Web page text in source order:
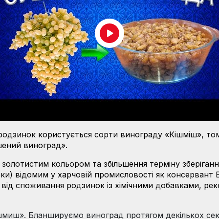
користується сорти винограду «Кішміш»,
виноград».
кольором та збільшення терміну
відомим у харчовій промисловості як
споживання родзинок із хімічними добавками,
Бланшируємо виноград протягом декількох